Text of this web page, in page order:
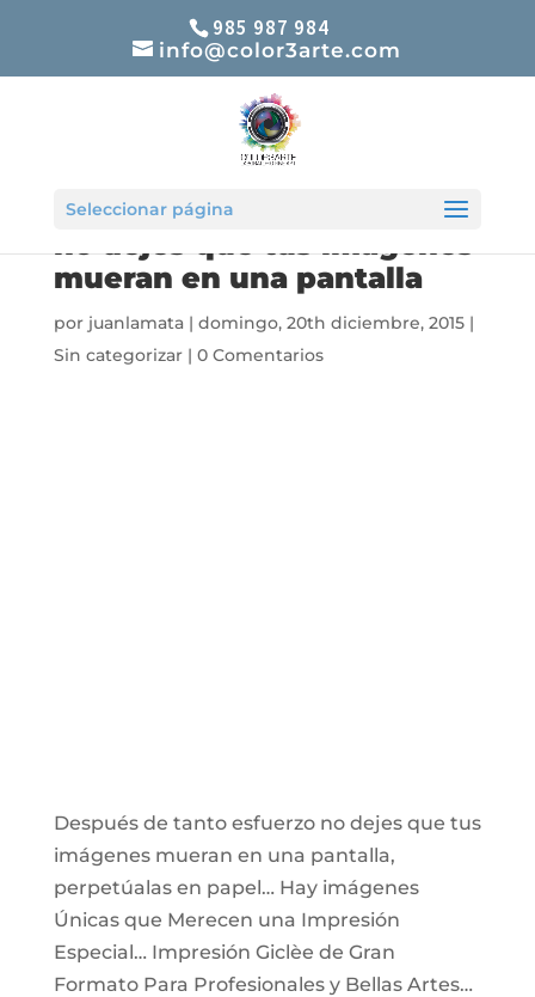
985 987 984
info@color3arte.com
Seleccionar página
Después de tanto esfuerzo
no dejes que tus imágenes
mueran en una pantalla
por juanlamata| domingo, 20th diciembre, 2015|
Sin categorizar| 0 Comentarios
Después de tanto esfuerzo no dejes que tus
imágenes mueran en una pantalla,
perpetúalas en papel… Hay imágenes
Únicas que Merecen una Impresión
Especial… Impresión Giclèe de Gran
Formato Para Profesionales y Bellas Artes…